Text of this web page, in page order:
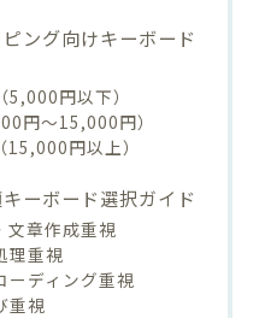
ング向けキーボード
円以下）
円〜15,000円）
円以上）
ーボード選択ガイド
文章作成重視
理重視
ーディング重視
重視